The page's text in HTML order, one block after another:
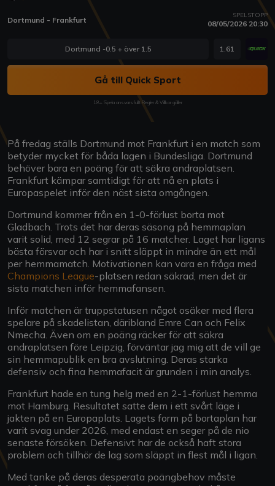
Dortmund - Frankfurt SPELSTOPP
08/05/2026 20:30
Dortmund -0.5 + över 1.5 1.61
Gå till Quick Sport
18+ Spela ansvarsfullt Regler & Villkor gäller
På fredag ställs Dortmund mot Frankfurt i en match som
betyder mycket för båda lagen i Bundesliga. Dortmund
behöver bara en poäng för att säkra andraplatsen.
Frankfurt kämpar samtidigt för att nå en plats i
Europaspelet inför den näst sista omgången.
Dortmund kommer från en 1-0-förlust borta mot
Gladbach. Trots det har deras säsong på hemmaplan
varit solid, med 12 segrar på 16 matcher. Laget har ligans
bästa försvar och har i snitt släppt in mindre än ett mål
per hemmamatch. Motivationen kan vara en fråga med
Champions League-platsen redan säkrad, men det är
sista matchen inför hemmafansen.
Inför matchen är truppstatusen något osäker med flera
spelare på skadelistan, däribland Emre Can och Felix
Nmecha. Även om en poäng räcker för att säkra
andraplatsen före Leipzig, förväntar jag mig att de vill ge
sin hemmapublik en bra avslutning. Deras starka
defensiv och fina hemmafacit är grunden i min analys.
Frankfurt hade en tung helg med en 2-1-förlust hemma
mot Hamburg. Resultatet satte dem i ett svårt läge i
jakten på en Europaplats. Lagets form på bortaplan har
varit svag under 2026, med endast en seger på de nio
senaste försöken. Defensivt har de också haft stora
problem och tillhör de lag som släppt in flest mål i ligan.
Med tanke på deras desperata poängbehov måste